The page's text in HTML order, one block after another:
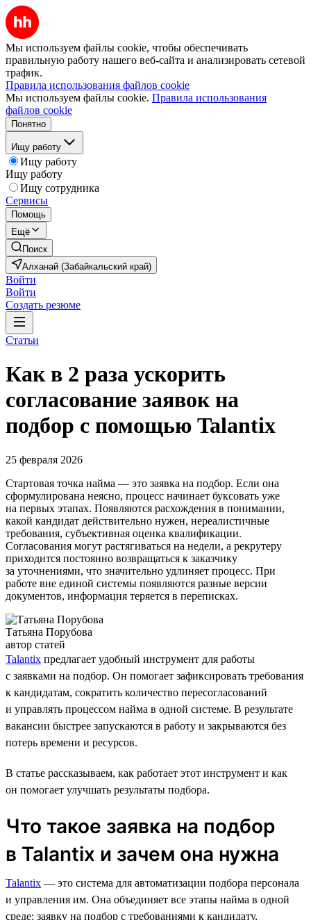
Мы используем файлы cookie, чтобы обеспечивать
правильную работу нашего веб-сайта и анализировать сетевой
трафик.
Правила использования файлов cookie
Мы используем файлы cookie. Правила использования
файлов cookie
Понятно
Ищу работу
Ищу работу
Ищу работу
Ищу сотрудника
Сервисы
Помощь
Ещё
Поиск
Алханай (Забайкальский край)
Войти
Войти
Создать резюме
Статьи
Как в 2 раза ускорить
согласование заявок на
подбор с помощью Talantix
25 февраля 2026
Стартовая точка найма — это заявка на подбор. Если она
сформулирована неясно, процесс начинает буксовать уже
на первых этапах. Появляются расхождения в понимании,
какой кандидат действительно нужен, нереалистичные
требования, субъективная оценка квалификации.
Согласования могут растягиваться на недели, а рекрутеру
приходится постоянно возвращаться к заказчику
за уточнениями, что значительно удлиняет процесс. При
работе вне единой системы появляются разные версии
документов, информация теряется в переписках.
Татьяна Порубова
автор статей
Talantix предлагает удобный инструмент для работы
с заявками на подбор. Он помогает зафиксировать требования
к кандидатам, сократить количество пересогласований
и управлять процессом найма в одной системе. В результате
вакансии быстрее запускаются в работу и закрываются без
потерь времени и ресурсов.
В статье рассказываем, как работает этот инструмент и как
он помогает улучшать результаты подбора.
Что такое заявка на подбор
в Talantix и зачем она нужна
Talantix — это система для автоматизации подбора персонала
и управления им. Она объединяет все этапы найма в одной
среде: заявку на подбор с требованиями к кандидату,